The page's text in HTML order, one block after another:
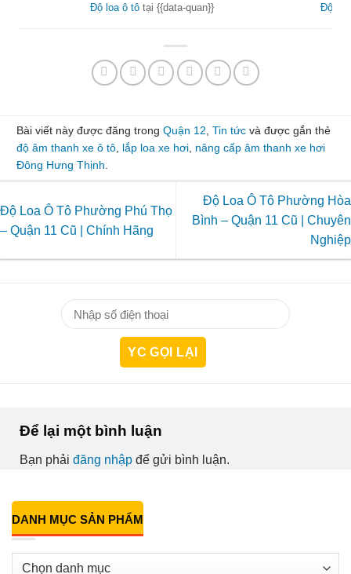
Độ loa ô tôtại {{data-quan}}
Độ
Bài viết này được đăng trong Quận 12 Tin tức và được gắn thẻ
độ âm thanh xe ô tô lắp loa xe hơi nâng cấp âm thanh xe hơi
Đông Hưng Thịnh
Độ Loa Ô Tô Phường Phú Thọ
– Quận 11 Cũ | Chính Hãng
Độ Loa Ô Tô Phường Hòa
Bình – Quận 11 Cũ | Chuyên
Nghiệp
Để lại một bình luận
Bạn phải đăng nhập để gửi bình luận.
DANH MỤC SẢN PHẨM